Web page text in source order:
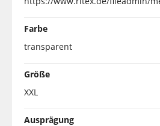
Farbe
transparent
Größe
XXL
Ausprägung